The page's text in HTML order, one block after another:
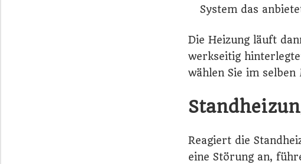
System das
Die Heizung läuft
werkseitig
wählen Sie im
Reagiert die
eine Störung an,